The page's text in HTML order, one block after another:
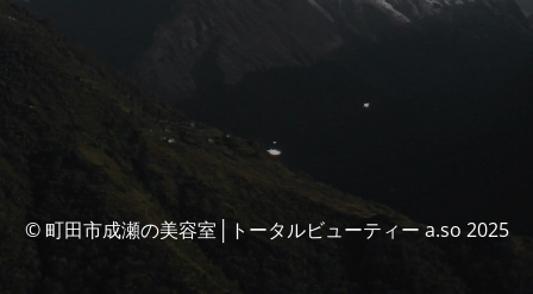
© 町田市成瀬の美容室│トータルビューティー a.so 2025